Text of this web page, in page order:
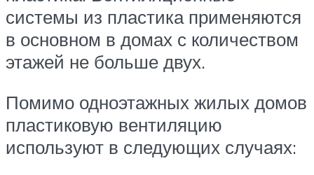
системы из пластика применяются
в основном в домах с количеством
этажей не больше двух.
Помимо одноэтажных жилых домов
пластиковую вентиляцию
используют в следующих случаях: